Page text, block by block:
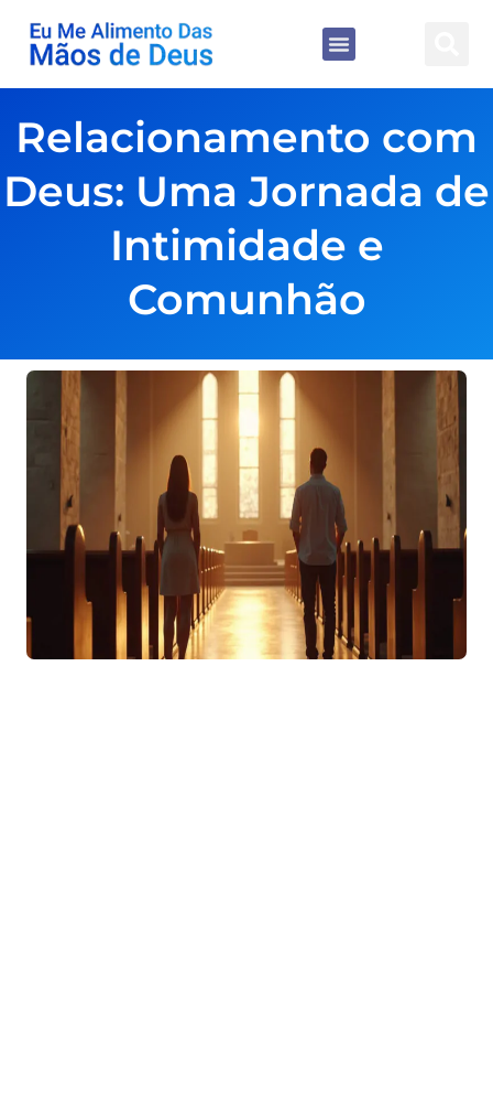
Relacionamento com
Deus: Uma Jornada de
Intimidade e
Comunhão